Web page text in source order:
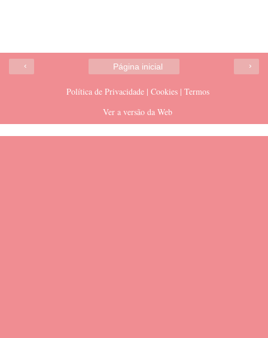
‹ ›
Página inicial
Política de Privacidade | Cookies | Termos
Ver a versão da Web